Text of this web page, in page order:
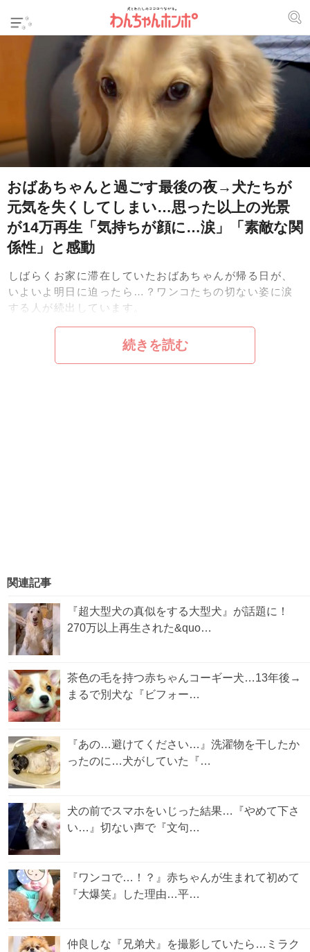
おばあちゃんと過ごす最後の夜→犬たちが
元気を失くしてしまい…思った以上の光景
が14万再生「気持ちが顔に…涙」「素敵な関
係性」と感動
しばらくお家に滞在していたおばあちゃんが帰る日が、
いよいよ明日に迫ったら…？ワンコたちの切ない姿に涙
する人が続出しています。
続きを読む
関連記事
『超大型犬の真似をする大型犬』が話題に！
270万以上再生された&quo…
茶色の毛を持つ赤ちゃんコーギー犬…13年後→
まるで別犬な『ビフォー…
『あの…避けてください…』洗濯物を干したか
ったのに…犬がしていた『…
犬の前でスマホをいじった結果…『やめて下さ
い…』切ない声で『文句…
『ワンコで…！？』赤ちゃんが生まれて初めて
『大爆笑』した理由…平…
仲良しな『兄弟犬』を撮影していたら…ミラク